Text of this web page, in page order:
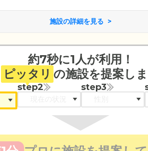
施設の詳細を見る
約7秒に1人が利用！
ピッタリ の施設を提案し
step2 step3